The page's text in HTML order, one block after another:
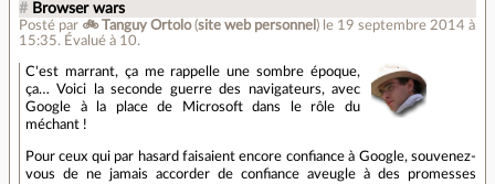
# Browser wars
Posté par 🚲 Tanguy Ortolo(site web personnel ) le 19 septembre 2014 à
15:35. Évalué à 10.
C'est marrant, ça me rappelle une sombre époque,
ça… Voici la seconde guerre des navigateurs, avec
Google à la place de Microsoft dans le rôle du
méchant !
Pour ceux qui par hasard faisaient encore confiance à Google, souvenez-
vous de ne jamais accorder de confiance aveugle à des promesses